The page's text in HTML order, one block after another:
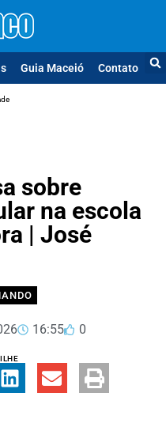
Guia Maceió Contato
sobre
na escola
| José
16:55 0